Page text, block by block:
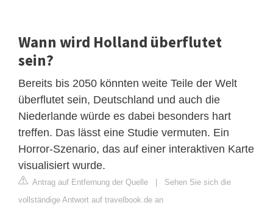
Wann wird Holland überflutet
sein?
Bereits bis 2050 könnten weite Teile der Welt
überflutet sein, Deutschland und auch die
Niederlande würde es dabei besonders hart
treffen. Das lässt eine Studie vermuten. Ein
Horror-Szenario, das auf einer interaktiven Karte
visualisiert wurde.
Antrag auf Entfernung der Quelle | Sehen Sie sich die
vollständige Antwort auf travelbook.de an